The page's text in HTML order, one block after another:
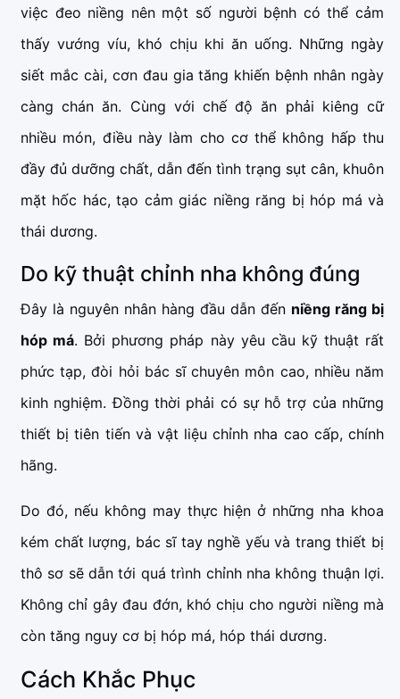
việc đeo niềng nên một số người bệnh có thể cảm
thấy vướng víu, khó chịu khi ăn uống. Những ngày
siết mắc cài, cơn đau gia tăng khiến bệnh nhân ngày
càng chán ăn. Cùng với chế độ ăn phải kiêng cữ
nhiều món, điều này làm cho cơ thể không hấp thu
đầy đủ dưỡng chất, dẫn đến tình trạng sụt cân, khuôn
mặt hốc hác, tạo cảm giác niềng răng bị hóp má và
thái dương.
Do kỹ thuật chỉnh nha không đúng
Đây là nguyên nhân hàng đầu dẫn đến niềng răng bị
hóp má. Bởi phương pháp này yêu cầu kỹ thuật rất
phức tạp, đòi hỏi bác sĩ chuyên môn cao, nhiều năm
kinh nghiệm. Đồng thời phải có sự hỗ trợ của những
thiết bị tiên tiến và vật liệu chỉnh nha cao cấp, chính
hãng.
Do đó, nếu không may thực hiện ở những nha khoa
kém chất lượng, bác sĩ tay nghề yếu và trang thiết bị
thô sơ sẽ dẫn tới quá trình chỉnh nha không thuận lợi.
Không chỉ gây đau đớn, khó chịu cho người niềng mà
còn tăng nguy cơ bị hóp má, hóp thái dương.
Cách Khắc Phục